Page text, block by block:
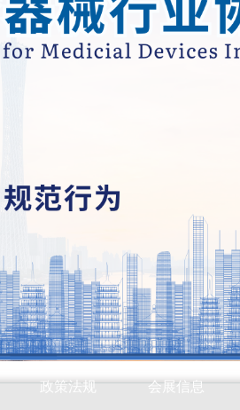
政策法规 会展信息